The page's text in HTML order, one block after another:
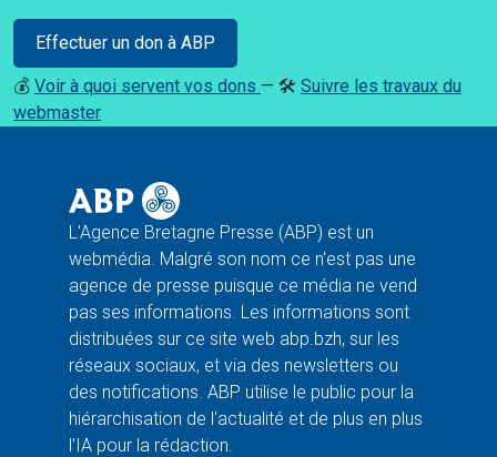
Effectuer un don à ABP
💰 Voir à quoi servent vos dons — 🛠️ Suivre les travaux du
webmaster
L'Agence Bretagne Presse (ABP) est un
webmédia. Malgré son nom ce n'est pas une
agence de presse puisque ce média ne vend
pas ses informations. Les informations sont
distribuées sur ce site web abp.bzh, sur les
réseaux sociaux, et via des newsletters ou
des notifications. ABP utilise le public pour la
hiérarchisation de l'actualité et de plus en plus
l'IA pour la rédaction.